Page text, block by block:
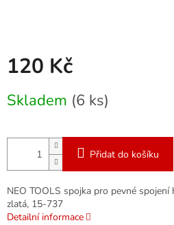
120 Kč
cena:
Skladem (6 ks)
Přidat do košíku
NEO TOOLS spojka pro pevné spojení
zlatá, 15-737
Detailní informace